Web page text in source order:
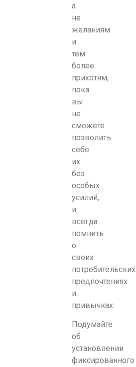
а
не
желаниям
и
тем
более
прихотям,
пока
вы
не
сможете
позволить
себе
их
без
особых
усилий,
и
всегда
помнить
о
своих
потребительских
предпочтениях
и
привычках.
Подумайте
об
установлении
фиксированного